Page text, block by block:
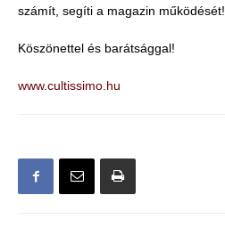
számít, segíti a magazin működését!
Köszönettel és barátsággal!
www.cultissimo.hu